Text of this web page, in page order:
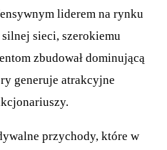
liderem na rynku
sieci, szerokiemu
zbudował dominującą
generuje atrakcyjne
przychody, które w